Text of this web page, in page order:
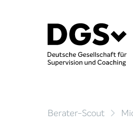
Berater-Scout